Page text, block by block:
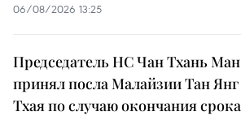
06/08/2026 13:25
Председатель НС Чан Тхань Ман
принял посла Малайзии Тан Янг
Тхая по случаю окончания срока